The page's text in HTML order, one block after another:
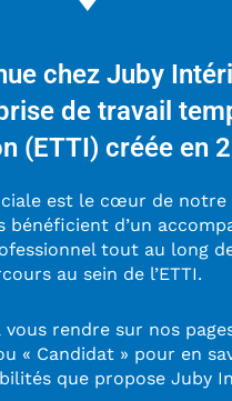
chez Juby
de travail
(ETTI) créée en
est le cœur de notre
bénéficient d’un
tout au long
au sein de l’ETTI.
vous rendre sur nos
« Candidat » pour en
que propose Juby